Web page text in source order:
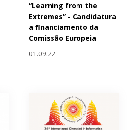
“Learning from the
Extremes” - Candidatura
a financiamento da
Comissão Europeia
01.09.22